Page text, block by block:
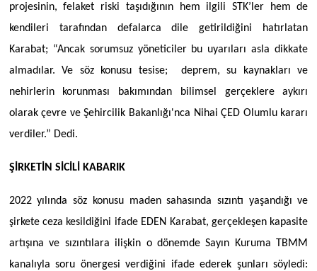
projesinin, felaket riski taşıdığının hem ilgili STK’ler hem de
kendileri tarafından defalarca dile getirildiğini hatırlatan
Karabat; “Ancak sorumsuz yöneticiler bu uyarıları asla dikkate
almadılar. Ve söz konusu tesise; deprem, su kaynakları ve
nehirlerin korunması bakımından bilimsel gerçeklere aykırı
olarak çevre ve Şehircilik Bakanlığı'nca Nihai ÇED Olumlu kararı
verdiler.” Dedi.
ŞİRKETİN SİCİLİ KABARIK
2022 yılında söz konusu maden sahasında sızıntı yaşandığı ve
şirkete ceza kesildiğini ifade EDEN Karabat, gerçekleşen kapasite
artışına ve sızıntılara ilişkin o dönemde Sayın Kuruma TBMM
kanalıyla soru önergesi verdiğini ifade ederek şunları söyledi: